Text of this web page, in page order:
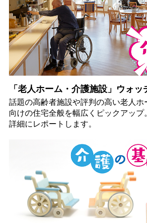
「老人ホーム・介護施設」ウォッ
話題の高齢者施設や評判の高い老人ホ
向けの住宅全般を幅広くピックアップ
詳細にレポートします。